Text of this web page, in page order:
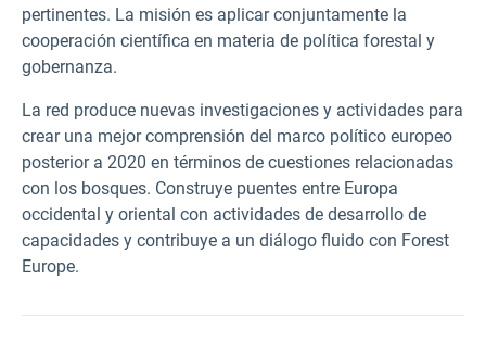
pertinentes. La misión es aplicar conjuntamente la
cooperación científica en materia de política forestal y
gobernanza.
La red produce nuevas investigaciones y actividades para
crear una mejor comprensión del marco político europeo
posterior a 2020 en términos de cuestiones relacionadas
con los bosques. Construye puentes entre Europa
occidental y oriental con actividades de desarrollo de
capacidades y contribuye a un diálogo fluido con Forest
Europe.